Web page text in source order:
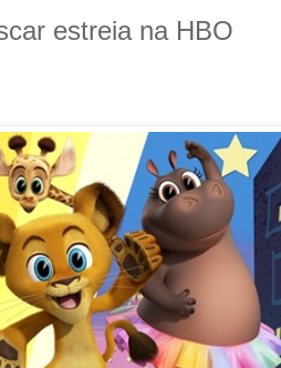
estreia na HBO